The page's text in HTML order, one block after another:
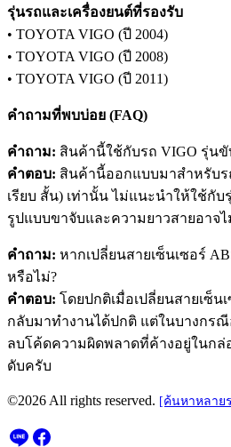
รุ่นรถและเครื่องยนต์ที่รองรับ
• TOYOTA VIGO (ปี 2004)
• TOYOTA VIGO (ปี 2008)
• TOYOTA VIGO (ปี 2011)
คำถามที่พบบ่อย (FAQ)
คำถาม: สินค้านี้ใช้กับรถ VIGO รุ่นขั
คำตอบ: สินค้านี้ออกแบบมาสำหรับร
เรียบ สั้น) เท่านั้น ไม่แนะนำให้ใช้กับ
รูปแบบขาจับและความยาวสายอาจ
คำถาม: หากเปลี่ยนสายเซ็นเซอร์
หรือไม่?
คำตอบ: โดยปกติเมื่อเปลี่ยนสายเซ็น
กลับมาทำงานได้ปกติ แต่ในบางกร
ลบโค้ดความผิดพลาดที่ค้างอยู่ในกล่
ดับครับ
©2026 All rights reserved. [ค้นหาหลาย